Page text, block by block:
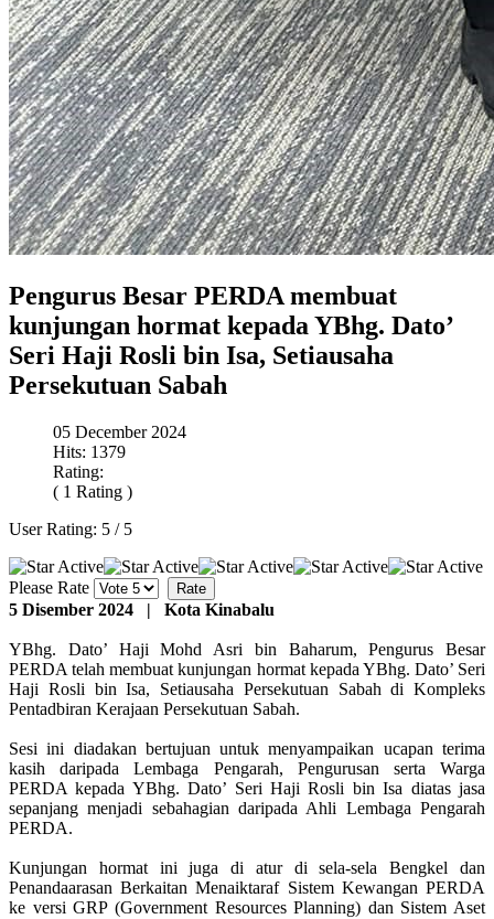
Pengurus Besar PERDA membuat
kunjungan hormat kepada YBhg. Dato’
Seri Haji Rosli bin Isa, Setiausaha
Persekutuan Sabah
05 December 2024
Hits: 1379
Rating:
( 1 Rating )
User Rating: 5 / 5
Please Rate
5 Disember 2024 | Kota Kinabalu
YBhg. Dato’ Haji Mohd Asri bin Baharum, Pengurus Besar
PERDA telah membuat kunjungan hormat kepada YBhg. Dato’ Seri
Haji Rosli bin Isa, Setiausaha Persekutuan Sabah di Kompleks
Pentadbiran Kerajaan Persekutuan Sabah.
Sesi ini diadakan bertujuan untuk menyampaikan ucapan terima
kasih daripada Lembaga Pengarah, Pengurusan serta Warga
PERDA kepada YBhg. Dato’ Seri Haji Rosli bin Isa diatas jasa
sepanjang menjadi sebahagian daripada Ahli Lembaga Pengarah
PERDA.
Kunjungan hormat ini juga di atur di sela-sela Bengkel dan
Penandaarasan Berkaitan Menaiktaraf Sistem Kewangan PERDA
ke versi GRP (Government Resources Planning) dan Sistem Aset